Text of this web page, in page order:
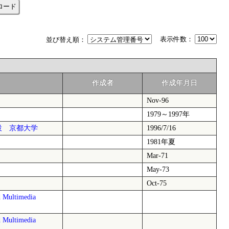
ード
表示件数：
並び替え順：
作成者 作成年月日
Nov-96
1979～1997年
京都大学
1996/7/16
1981年夏
Mar-71
May-73
Oct-75
Multimedia
Multimedia